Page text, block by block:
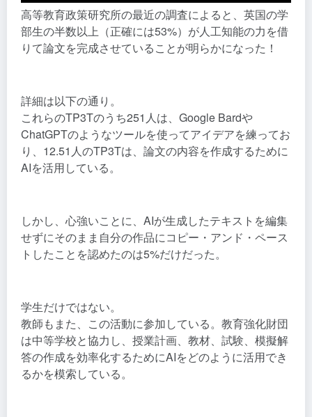
高等教育政策研究所の最近の調査によると、英国の学
部生の半数以上（正確には53%）が人工知能の力を借
りて論文を完成させていることが明らかになった！
詳細は以下の通り。
これらのTP3Tのうち251人は、Google Bardや
ChatGPTのようなツールを使ってアイデアを練ってお
り、12.51人のTP3Tは、論文の内容を作成するために
AIを活用している。
しかし、心強いことに、AIが生成したテキストを編集
せずにそのまま自分の作品にコピー・アンド・ペース
トしたことを認めたのは5%だけだった。
学生だけではない。
教師もまた、この活動に参加している。教育強化財団
は中等学校と協力し、授業計画、教材、試験、模擬解
答の作成を効率化するためにAIをどのように活用でき
るかを模索している。